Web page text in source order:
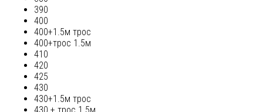
390
400
400+1.5м трос
400+трос 1.5м
410
420
425
430
430+1.5м трос